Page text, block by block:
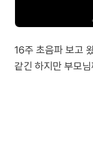
16주 초음파 보고
같긴 하지만 부모